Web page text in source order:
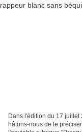
Dans l'édition du 17 juillet
hâtons-nous de le